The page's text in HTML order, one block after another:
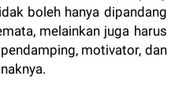
boleh hanya dipandang
melainkan juga harus
motivator, dan